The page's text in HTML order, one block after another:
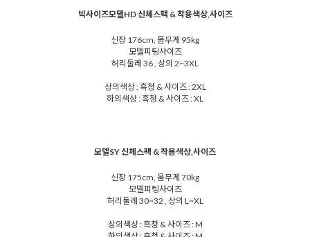
빅사이즈모델HD 신체스팩 & 착용색상,사이즈
신장 176cm, 몸무게 95kg
모델피팅사이즈
허리둘레 36 , 상의 2~3XL
상의색상 : 흑청 & 사이즈 : 2XL
하의색상 : 흑청 & 사이즈 : XL
모델SY 신체스팩 & 착용색상,사이즈
신장 175cm, 몸무게 70kg
모델피팅사이즈
허리둘레 30~32 , 상의 L~XL
상의색상 : 흑청 & 사이즈 : M